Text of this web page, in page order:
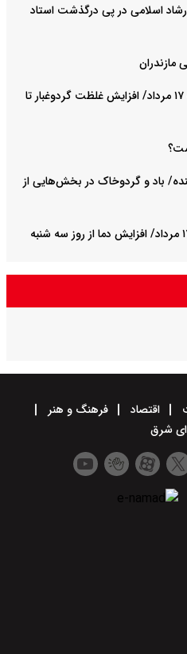
اسلامی در پی درگذشت استاد
پیش بینی هواشناسی قم فردا شنبه ۱۷ مرداد/ افزایش غلظت گردوغبار تا
طی ۵ روز آینده/ باد و گردوخاک در بخش‌هایی از
اقتصاد
فرهنگ و هنر
شرق